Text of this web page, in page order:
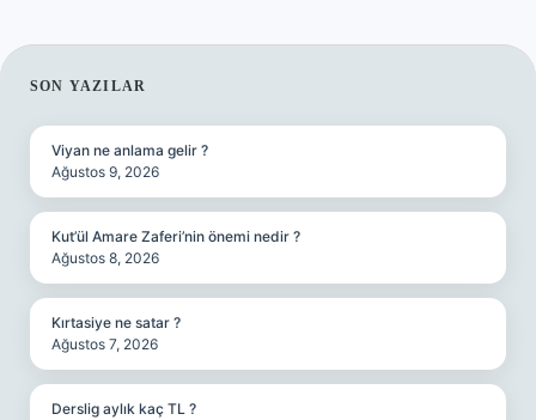
SIDEBAR
SON YAZILAR
Viyan ne anlama gelir ?
Ağustos 9, 2026
Kut’ül Amare Zaferi’nin önemi nedir ?
Ağustos 8, 2026
Kırtasiye ne satar ?
Ağustos 7, 2026
Derslig aylık kaç TL ?